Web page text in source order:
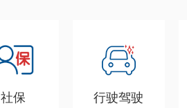
社保 行驶驾驶